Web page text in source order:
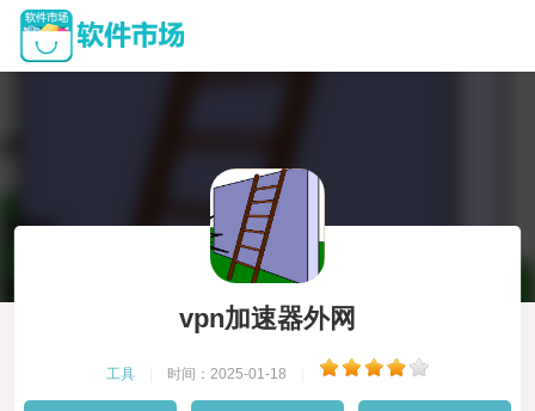
vpn加速器外网
工具 时间：2025-01-18